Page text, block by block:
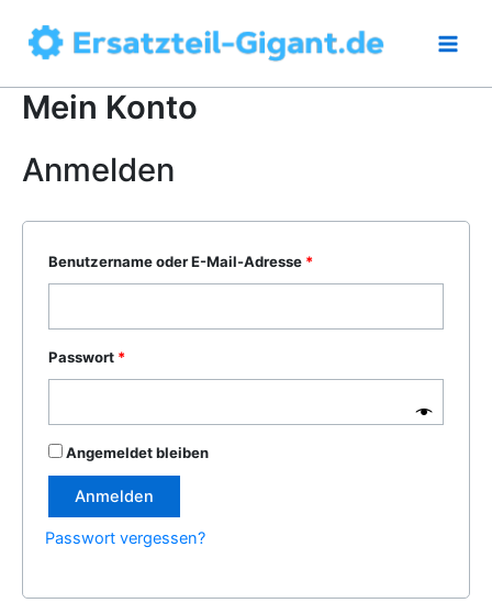
Inhalt
springen
Mein Konto
Anmelden
Benutzername oder E-Mail-Adresse *Erforderlich
Passwort *Erforderlich
Alternative:
Angemeldet bleiben
Anmelden
Passwort vergessen?